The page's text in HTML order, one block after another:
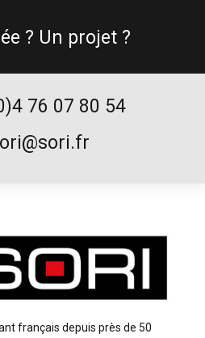
? Un projet ?
76 07 80 54
français depuis près de 50